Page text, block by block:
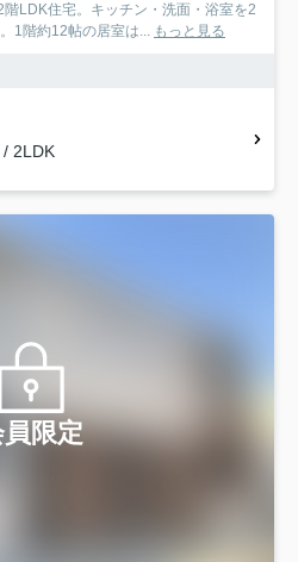
LDK住宅。キッチン・洗面・浴室を2
1階約12帖の居室は... もっと見る
2LDK
限定